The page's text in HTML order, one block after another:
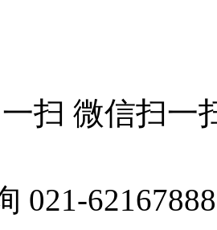
微信扫一
021-62167888